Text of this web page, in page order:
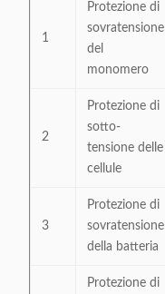
1
Protezione di
sovratensione
del
monomero
2
Protezione di
sotto-
tensione delle
cellule
3
Protezione di
sovratensione
della batteria
Protezione di